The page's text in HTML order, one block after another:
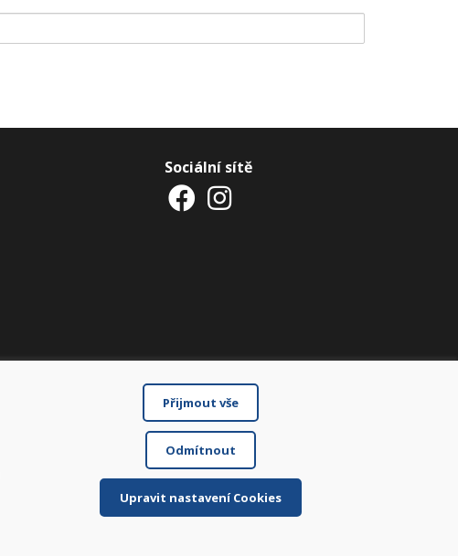
Sociální sítě
Přijmout vše
Odmítnout
Upravit nastavení Cookies